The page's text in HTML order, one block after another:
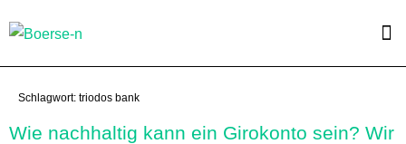
Schlagwort: triodos bank
Wie nachhaltig kann ein Girokonto sein? Wir